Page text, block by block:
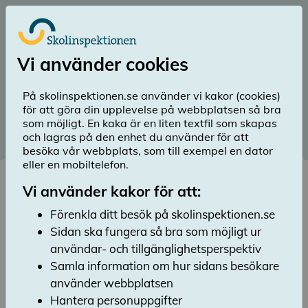
Till huvudinnehåll
searchSök
Diarienummer 2022:8233
Publicerad 30 januari 2023
Uppföljning av skolors
arbete med att hantera
pandemins konsekvenser
Lyssna
Skolinspektionen har följt upp hur grund- och
gymnasieskolor arbetar med att hantera
negativa konsekvenser som följde med covid-
19-pandemin. Uppföljningen utgår från en
Vi använder cookies
På skolinspektionen.se använder vi kakor (cookies)
för att göra din upplevelse på webbplatsen så bra
som möjligt. En kaka är en liten textfil som skapas
och lagras på den enhet du använder för att
besöka vår webbplats, som till exempel en dator
eller en mobiltelefon.
Vi använder kakor för att:
Förenkla ditt besök på skolinspektionen.se
Sidan ska fungera så bra som möjligt ur
användar- och tillgänglighetsperspektiv
Samla information om hur sidans besökare
använder webbplatsen
Hantera personuppgifter